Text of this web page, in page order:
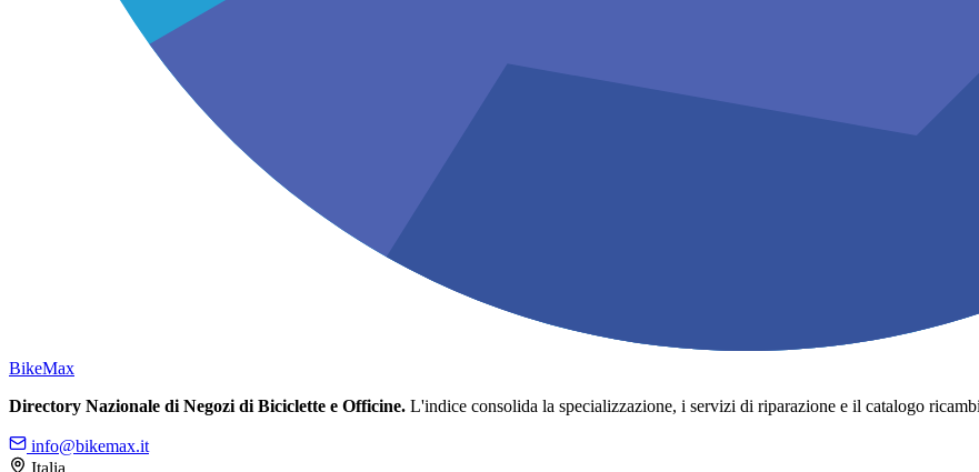
BikeMax
Directory Nazionale di Negozi di Biciclette e Officine. L'indice consolida la specializzazione, i servizi di riparazione e il catalogo
info@bikemax.it